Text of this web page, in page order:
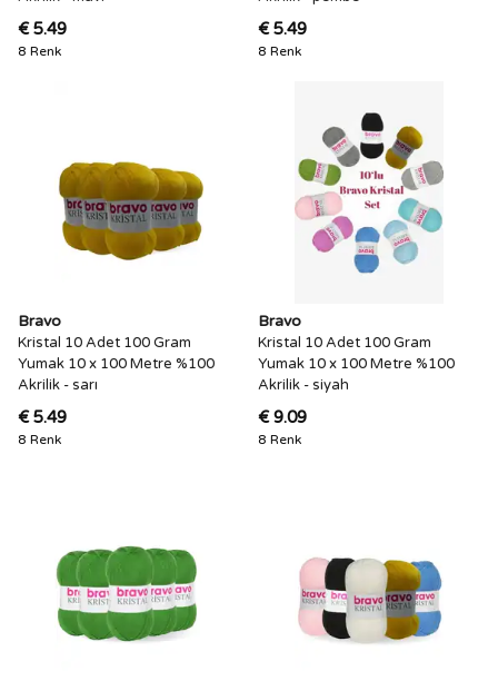
€ 5.49
8 Renk
€ 5.49
8 Renk
Bravo
Kristal 10 Adet 100 Gram
Yumak 10 x 100 Metre %100
Akrilik - sarı
€ 5.49
8 Renk
Bravo
Kristal 10 Adet 100 Gram
Yumak 10 x 100 Metre %100
Akrilik - siyah
€ 9.09
8 Renk